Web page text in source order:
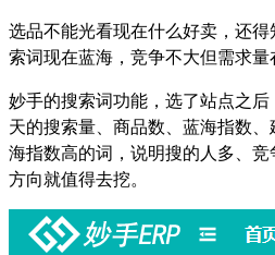
选品不能光看现在什么好卖，还
索词现在蓝海，竞争不大但需求量
妙手的搜索词功能，选了站点之
天的搜索量、商品数、蓝海指数
海指数高的词，说明搜的人多、
方向就值得去挖。